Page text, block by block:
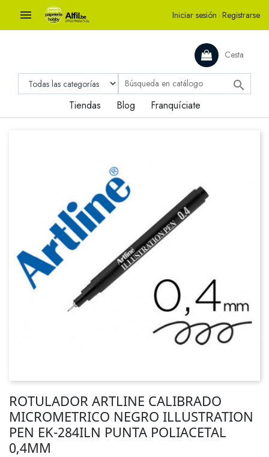
 Iniciar sesión · Registrarse
Cesta

Tiendas Blog Franquíciate
ROTULADOR ARTLINE CALIBRADO
MICROMETRICO NEGRO ILLUSTRATION
PEN EK-284ILN PUNTA POLIACETAL
0,4MM